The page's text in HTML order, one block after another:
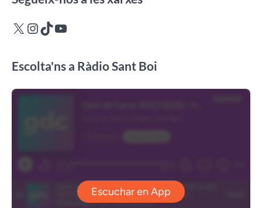
X Instagram
TikTokYouTube
Escolta'ns a Ràdio Sant Boi